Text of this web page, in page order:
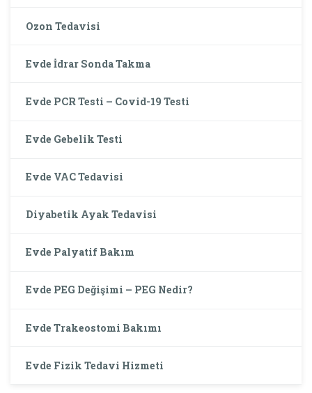
Ozon Tedavisi
Evde İdrar Sonda Takma
Evde PCR Testi – Covid-19 Testi
Evde Gebelik Testi
Evde VAC Tedavisi
Diyabetik Ayak Tedavisi
Evde Palyatif Bakım
Evde PEG Değişimi – PEG Nedir?
Evde Trakeostomi Bakımı
Evde Fizik Tedavi Hizmeti